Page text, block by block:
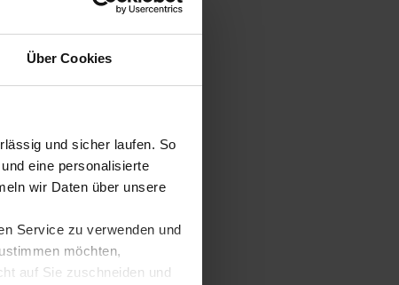
Über Cookies
und sicher laufen. So
eine personalisierte
wir Daten über unsere
Service zu verwenden und
möchten,
auf Sie zuschneiden und